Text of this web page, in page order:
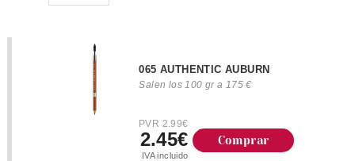
065 AUTHENTIC AUBURN
Salen los 100 gr a 175 €
PVR 2.99€
2.45€
IVA incluido
Comprar